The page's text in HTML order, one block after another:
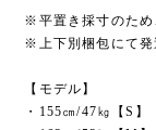
※平置き採寸のため
※上下別梱包にて発
【モデル】
・155㎝/47㎏【S】